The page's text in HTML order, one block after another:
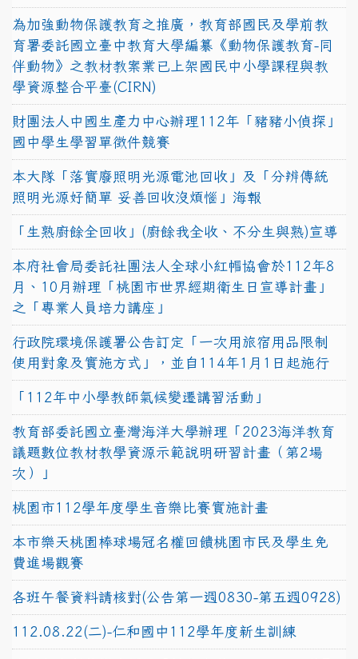
為加強動物保護教育之推廣，教育部國民及學前教
育署委託國立臺中教育大學編纂《動物保護教育-同
伴動物》之教材教案業已上架國民中小學課程與教
學資源整合平臺(CIRN)
財團法人中國生產力中心辦理112年「豬豬小偵探」
國中學生學習單徵件競賽
本大隊「落實廢照明光源電池回收」及「分辨傳統
照明光源好簡單 妥善回收沒煩惱」海報
「生熟廚餘全回收」(廚餘我全收、不分生與熟)宣導
本府社會局委託社團法人全球小紅帽協會於112年8
月、10月辦理「桃園市世界經期衛生日宣導計畫」
之「專業人員培力講座」
行政院環境保護署公告訂定「一次用旅宿用品限制
使用對象及實施方式」，並自114年1月1日起施行
「112年中小學教師氣候變遷講習活動」
教育部委託國立臺灣海洋大學辦理「2023海洋教育
議題數位教材教學資源示範說明研習計畫（第2場
次）」
桃園市112學年度學生音樂比賽實施計畫
本市樂天桃園棒球場冠名權回饋桃園市民及學生免
費進場觀賽
各班午餐資料請核對(公告第一週0830-第五週0928)
112.08.22(二)-仁和國中112學年度新生訓練